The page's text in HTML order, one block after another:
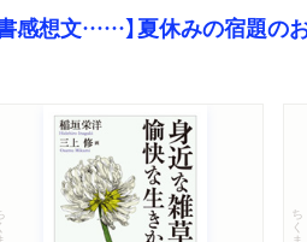
感想文……】夏休みの宿題の
庫 ちくま文庫